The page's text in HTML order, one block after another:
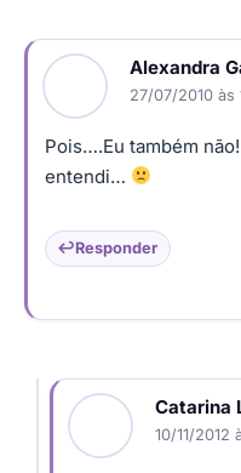
Alexandra
27/07/2010 às
Pois….Eu também
entendi…
Responder
Catarina
10/11/2012